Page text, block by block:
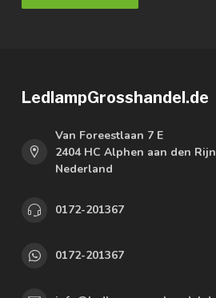
LedlampGrosshandel.de
Van Foreestlaan 7 E
2404 HC Alphen aan den Rijn
Nederland
0172-201367
0172-201367